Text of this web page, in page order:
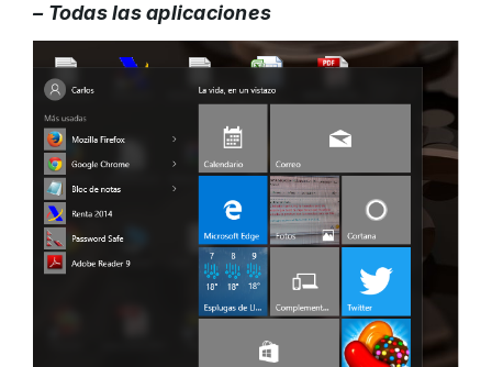
– Todas las aplicaciones